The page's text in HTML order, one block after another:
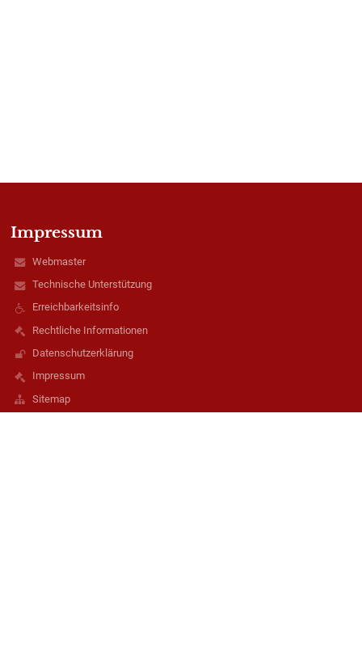
Impressum
Webmaster
Technische Unterstützung
Erreichbarkeitsinfo
Rechtliche Informationen
Datenschutzerklärung
Impressum
Sitemap